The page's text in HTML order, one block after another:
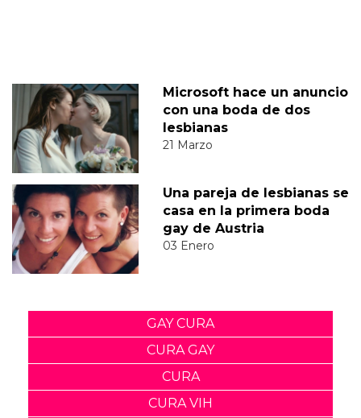
Microsoft hace un anuncio
con una boda de dos
lesbianas
21 Marzo
Una pareja de lesbianas se
casa en la primera boda
gay de Austria
03 Enero
GAY CURA
CURA GAY
CURA
CURA VIH